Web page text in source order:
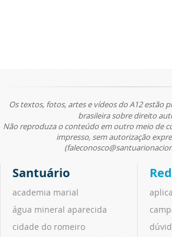
Os textos, fotos, artes e vídeos do A12 estão
brasileira sobre direito
Não reproduza o conteúdo em outro meio de
impresso, sem autorização
Santuário
academia marial
água mineral aparecida
cidade do romeiro